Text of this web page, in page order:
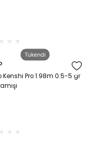
Tükendi
Kenshi Pro 1.98m 0.5-5 gr